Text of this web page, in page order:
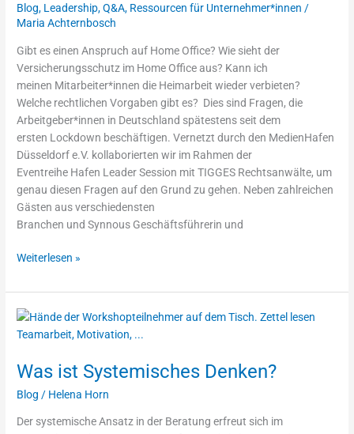
Blog, Leadership,Q&A, Ressourcen für Unternehmer*innen /
Maria Achternbosch
Gibt es einen Anspruch auf Home Office? Wie sieht der
Versicherungsschutz im Home Office aus? Kann ich
meinen Mitarbeiter*innen die Heimarbeit wieder verbieten?
Welche rechtlichen Vorgaben gibt es? Dies sind Fragen, die
Arbeitgeber*innen in Deutschland spätestens seit dem
ersten Lockdown beschäftigen. Vernetzt durch den MedienHafen
Düsseldorf e.V. kollaborierten wir im Rahmen der
Eventreihe Hafen Leader Session mit TIGGES Rechtsanwälte, um
genau diesen Fragen auf den Grund zu gehen. Neben zahlreichen
Gästen aus verschiedensten
Branchen und Synnous Geschäftsführerin und
mit
TIGGES
Weiterlesen »
Was ist Systemisches Denken?
Blog / Helena Horn
Der systemische Ansatz in der Beratung erfreut sich im
Was
ist
Denken?